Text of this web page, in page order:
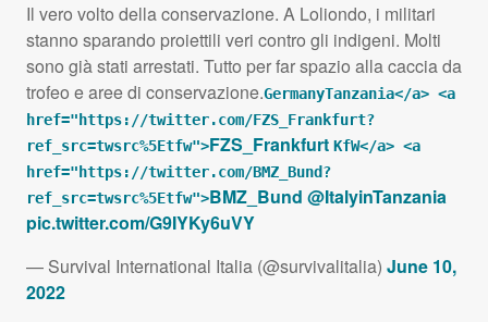
Il vero volto della conservazione. A Loliondo, i militari
stanno sparando proiettili veri contro gli indigeni. Molti
sono già stati arrestati. Tutto per far spazio alla caccia da
trofeo e aree di conservazione.GermanyTanzania</a> <a
href="https://twitter.com/FZS_Frankfurt?
ref_src=twsrc%5Etfw">FZS_Frankfurt KfW</a> <a
href="https://twitter.com/BMZ_Bund?
ref_src=twsrc%5Etfw">BMZ_Bund @ItalyinTanzania
pic.twitter.com/G9IYKy6uVY
— Survival International Italia (@survivalitalia) June 10,
2022